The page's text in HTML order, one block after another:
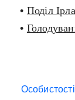
• Поділ
•
Особистості